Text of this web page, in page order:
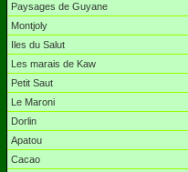
Paysages de Guyane
Montjoly
Iles du Salut
Les marais de Kaw
Petit Saut
Le Maroni
Dorlin
Apatou
Cacao